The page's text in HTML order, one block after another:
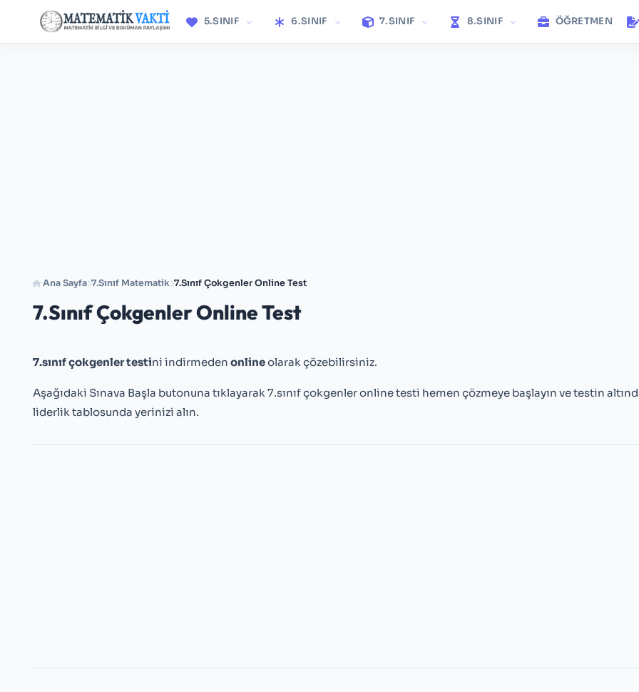
5.SINIF 6.SINIF 7.SINIF 8.SINIF ÖĞRETMEN
Ana Sayfa 7.Sınıf Matematik 7.Sınıf Çokgenler Online Test
7.Sınıf Çokgenler Online Test
7.sınıf çokgenler testini indirmeden onlineolarak çözebilirsiniz.
Aşağıdaki Sınava Başla butonuna tıklayarak 7.sınıf çokgenler online testi hemen çözmeye başlayın ve testin
liderlik tablosunda yerinizi alın.